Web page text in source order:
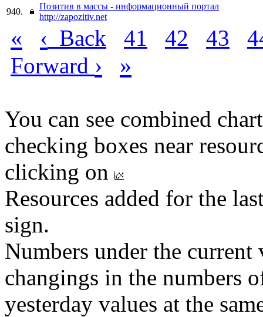
940.
Позитив в массы - информационный портал
http://zapozitiv.net
« ‹ Back 41 42 43
Forward › »
You can see combined
checking boxes near
clicking on
Resources added for the
sign.
Numbers under the
changings in the numbers
yesterday values at the